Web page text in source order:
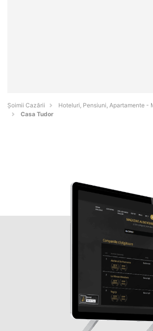
Șoimii Cazării
Hoteluri, Pensiuni, Apartamente -
Casa Tudor